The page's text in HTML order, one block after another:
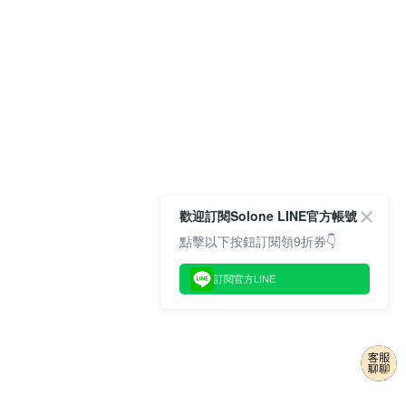
歡迎訂閱Solone LINE官方帳號
點擊以下按鈕訂閱領9折券👇
訂閱官方LINE